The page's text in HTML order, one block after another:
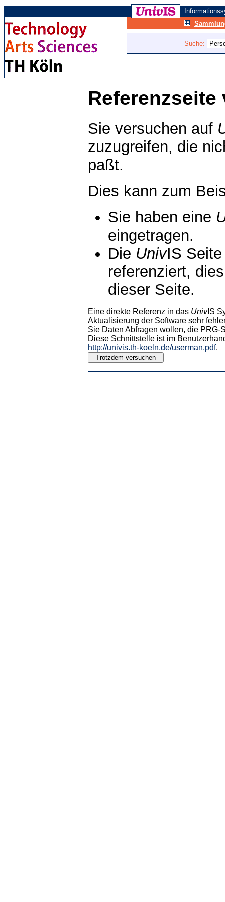
Suche:
Referenzseite
Sie versuchen auf
zuzugreifen, die
paßt.
Dies kann zum
Sie haben eine
eingetragen.
Die UnivIS
referenziert,
dieser Seite.
Eine direkte Referenz in das UnivIS
Aktualisierung der Software sehr
Sie Daten Abfragen wollen, die PRG-
Diese Schnittstelle ist im
http://univis.th-koeln.de/userman.pdf.